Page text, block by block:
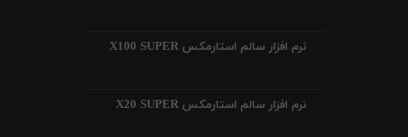
نرم افزار سالم استارمکس X100 SUPER
نرم افزار سالم استارمکس X20 SUPER